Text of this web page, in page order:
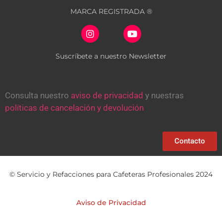
MARCA REGISTRADA ®
Suscríbete a nuestro Newsletter
Consulta nuestro aviso de privacidad y nuestras
políticas de cancelación y devolución
Contacto
© Servicio y Refacciones para Cafeteras Profesionales 2024
Aviso de Privacidad